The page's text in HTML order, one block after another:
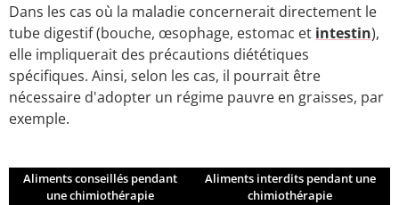
Dans les cas où la maladie concernerait directement le
tube digestif (bouche, œsophage, estomac et intestin),
elle impliquerait des précautions diététiques
spécifiques. Ainsi, selon les cas, il pourrait être
nécessaire d'adopter un régime pauvre en graisses, par
exemple.
Aliments conseillés pendant
une chimiothérapie
Aliments interdits pendant une
chimiothérapie